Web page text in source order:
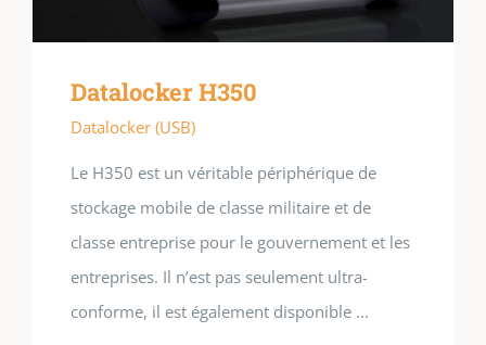
Datalocker H350
Datalocker (USB)
Le H350 est un véritable périphérique de
stockage mobile de classe militaire et de
classe entreprise pour le gouvernement et les
entreprises. Il n’est pas seulement ultra-
conforme, il est également disponible ...